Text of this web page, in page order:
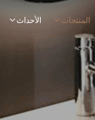
المنتجات الأحداث